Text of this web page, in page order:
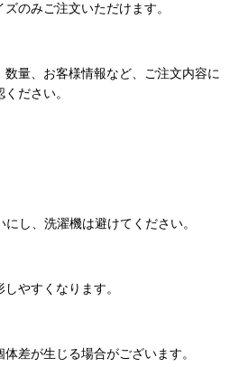
のみご注文いただけます。
量、お客様情報など、ご注文内容に
ださい。
し、洗濯機は避けてください。
やすくなります。
差が生じる場合がございます。